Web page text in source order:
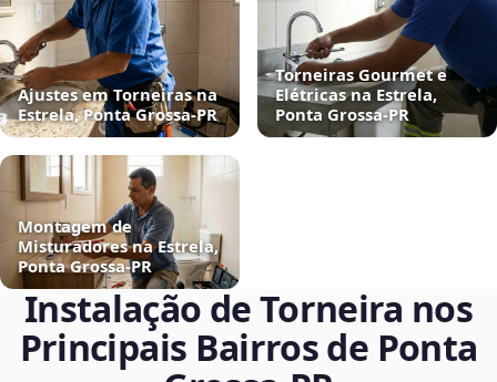
Ajustes em Torneiras na
Estrela, Ponta Grossa‑PR
Torneiras Gourmet e
Elétricas na Estrela,
Ponta Grossa‑PR
Montagem de
Misturadores na Estrela,
Ponta Grossa‑PR
Instalação de Torneira nos
Principais Bairros de Ponta